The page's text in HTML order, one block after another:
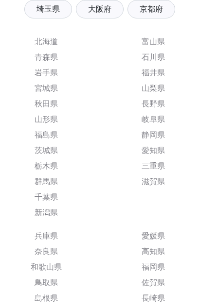
埼玉県 大阪府 京都府
北海道
青森県
岩手県
宮城県
秋田県
山形県
福島県
茨城県
栃木県
群馬県
千葉県
新潟県
富山県
石川県
福井県
山梨県
長野県
岐阜県
静岡県
愛知県
三重県
滋賀県
兵庫県
奈良県
和歌山県
鳥取県
島根県
愛媛県
高知県
福岡県
佐賀県
長崎県